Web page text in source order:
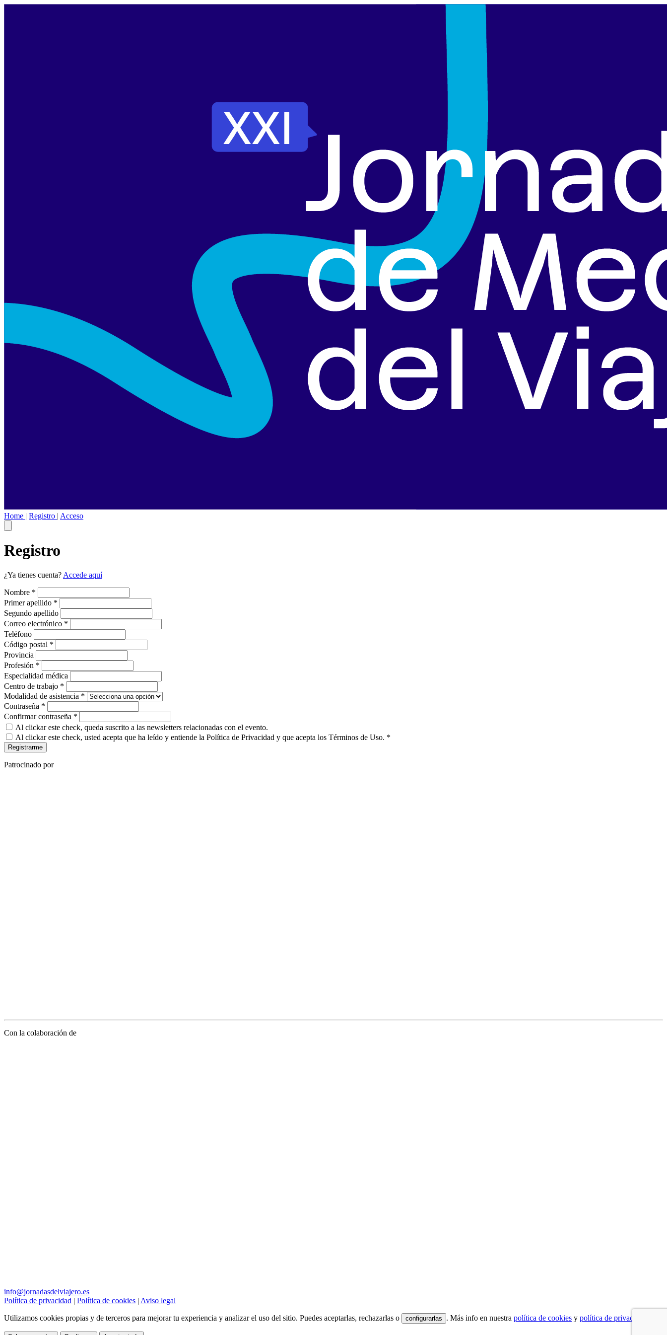
Home | Registro | Acceso
Registro
¿Ya tienes cuenta? Accede aquí
Nombre *
Primer apellido *
Segundo apellido
Correo electrónico *
Teléfono
Código postal *
Provincia
Profesión *
Especialidad médica
Centro de trabajo *
Modalidad de asistencia *
Contraseña *
Confirmar contraseña *
Al clickar este check, queda suscrito a las newsletters relacionadas con el evento.
Al clickar este check, usted acepta que ha leído y entiende la Política de Privacidad y que acepta los Términos de Uso. *
Registrarme
Patrocinado por
Con la colaboración de
info@jornadasdelviajero.es
Política de privacidad | Política de cookies | Aviso legal
Utilizamos cookies propias y de terceros para mejorar tu experiencia y analizar el uso del sitio. Puedes aceptarlas, rechazarlas o configurarlas . Más info en nuestra política de cookies y política de privacidad